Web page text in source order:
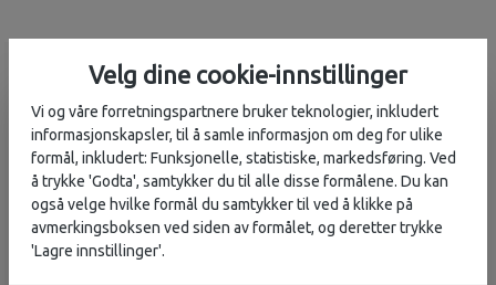
Velg dine cookie-innstillinger
Vi og våre forretningspartnere bruker teknologier, inkludert
informasjonskapsler, til å samle informasjon om deg for ulike
formål, inkludert: Funksjonelle, statistiske, markedsføring. Ved
å trykke 'Godta', samtykker du til alle disse formålene. Du kan
også velge hvilke formål du samtykker til ved å klikke på
avmerkingsboksen ved siden av formålet, og deretter trykke
'Lagre innstillinger'.